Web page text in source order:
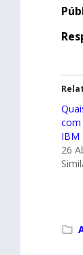
com
IBM
26